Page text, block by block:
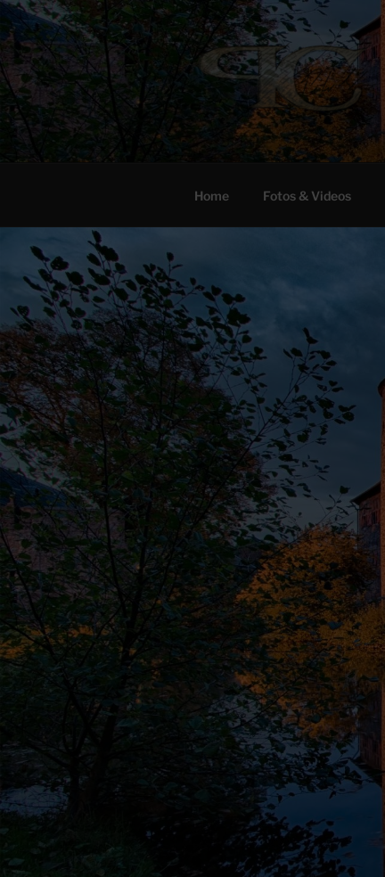
Zum
Inhalt
springen
Home Fotos & Videos